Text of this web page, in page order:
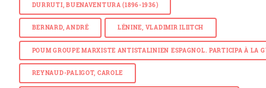
DURRUTI, BUENAVENTURA (1896-1936)
BERNARD, ANDRÉ LÉNINE, VLADIMIR ILIITCH
POUM GROUPE MARXISTE ANTISTALINIEN ESPAGNOL. PARTICIPA À LA
REYNAUD-PALIGOT, CAROLE